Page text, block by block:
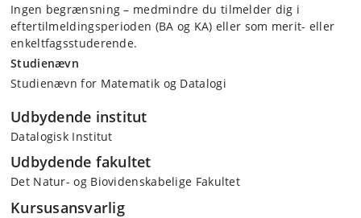
Ingen begrænsning – medmindre du tilmelder dig i
eftertilmeldingsperioden (BA og KA) eller som merit- eller
enkeltfagsstuderende.
Studienævn
Studienævn for Matematik og Datalogi
Udbydende institut
Datalogisk Institut
Udbydende fakultet
Det Natur- og Biovidenskabelige Fakultet
Kursusansvarlig